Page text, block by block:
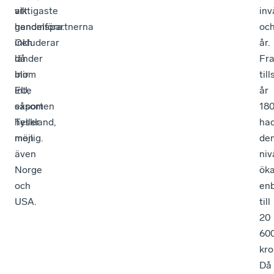
att
genomföra.
Och
då
blir
inte
exporten
heller
möjlig.
viktigaste
handelspartnerna
inkluderar
länder
inom
EU,
såsom
Tyskland,
men
även
Norge
och
USA.
år.
år
till
20
Då